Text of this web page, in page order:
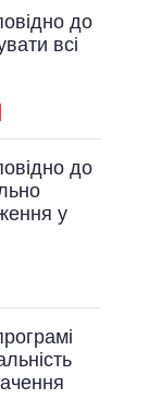
до
всі
до
у